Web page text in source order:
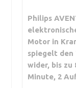
Philips
Motor in
spiegelt den
wider, bis zu
Minute, 2